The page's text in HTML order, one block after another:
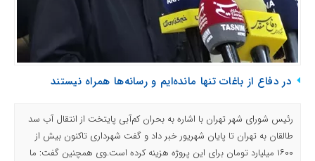
در دفاع از باغات تنها مانده‌ایم و رسانه‌ها همراه نیستند
رئیس شورای شهر تهران با اشاره به بحران کم‌آبی پایتخت از انتقال آب سد
طالقان به تهران تا پایان شهریور خبر داد و گفت شهرداری تاکنون بیش از
۱۶۰۰ میلیارد تومان برای این پروژه هزینه کرده است.وی همچنین گفت: ما